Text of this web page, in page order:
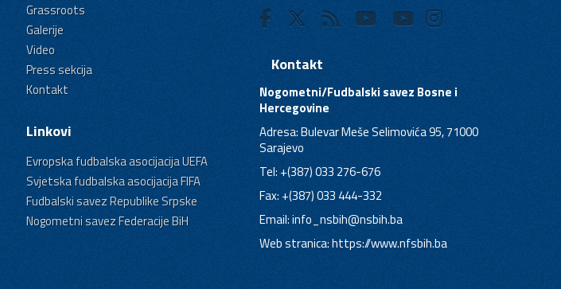
Grassroots
Galerije
Video
Press sekcija
Kontakt
Linkovi
Evropska fudbalska asocijacija UEFA
Svjetska fudbalska asocijacija FIFA
Fudbalski savez Republike Srpske
Nogometni savez Federacije BiH
Kontakt
Nogometni/Fudbalski savez Bosne i
Hercegovine
Adresa: Bulevar Meše Selimovića 95, 71000
Sarajevo
Tel: +(387) 033 276-676
Fax: +(387) 033 444-332
Email:info_nsbih@nsbih.ba
Web stranica: https://www.nfsbih.ba